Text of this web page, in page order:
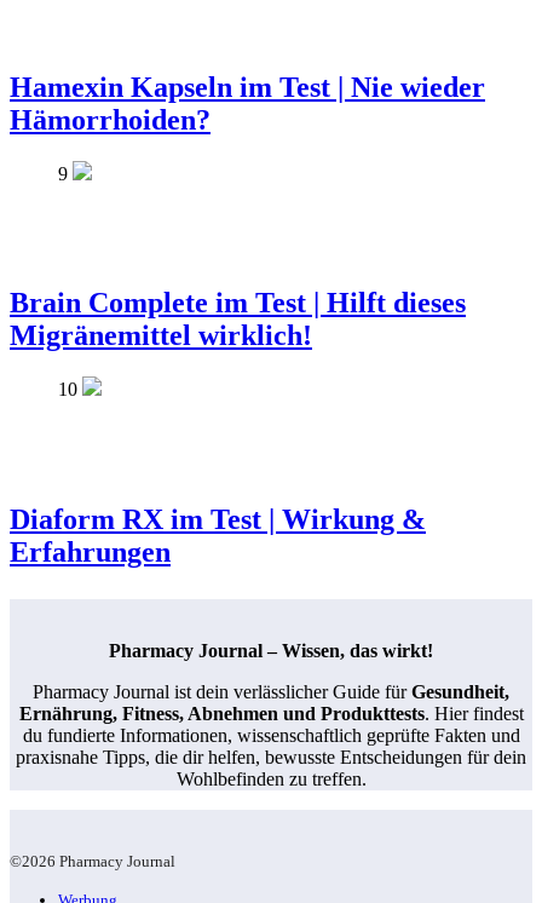
Hamexin Kapseln im Test | Nie wieder
Hämorrhoiden?
9
Brain Complete im Test | Hilft dieses
Migränemittel wirklich!
10
Diaform RX im Test | Wirkung &
Erfahrungen
Pharmacy Journal – Wissen, das wirkt!
Pharmacy Journal ist dein verlässlicher Guide fürGesundheit,
Ernährung, Fitness, Abnehmen und Produkttests. Hier findest
du fundierte Informationen, wissenschaftlich geprüfte Fakten und
praxisnahe Tipps, die dir helfen, bewusste Entscheidungen für dein
Wohlbefinden zu treffen.
©2026 Pharmacy Journal